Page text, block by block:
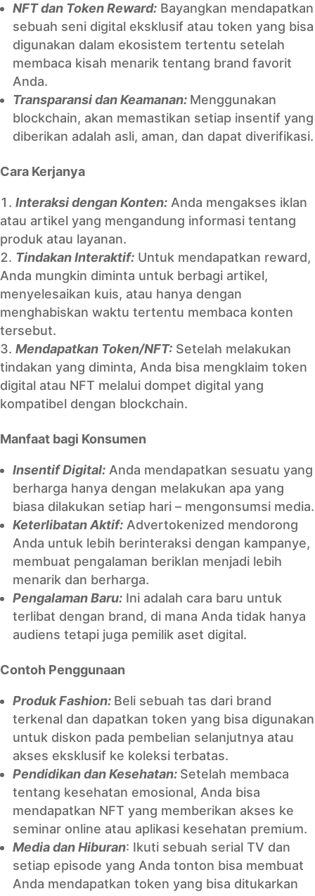
NFT dan Token Reward: Bayangkan mendapatkan
sebuah seni digital eksklusif atau token yang bisa
digunakan dalam ekosistem tertentu setelah
membaca kisah menarik tentang brand favorit
Anda.
Transparansi dan Keamanan: Menggunakan
blockchain, akan memastikan setiap insentif yang
diberikan adalah asli, aman, dan dapat diverifikasi.
Cara Kerjanya
Interaksi dengan Konten: Anda mengakses iklan
atau artikel yang mengandung informasi tentang
produk atau layanan.
Tindakan Interaktif: Untuk mendapatkan reward,
Anda mungkin diminta untuk berbagi artikel,
menyelesaikan kuis, atau hanya dengan
menghabiskan waktu tertentu membaca konten
tersebut.
Mendapatkan Token/NFT: Setelah melakukan
tindakan yang diminta, Anda bisa mengklaim token
digital atau NFT melalui dompet digital yang
kompatibel dengan blockchain.
Manfaat bagi Konsumen
Insentif Digital: Anda mendapatkan sesuatu yang
berharga hanya dengan melakukan apa yang
biasa dilakukan setiap hari – mengonsumsi media.
Keterlibatan Aktif: Advertokenized mendorong
Anda untuk lebih berinteraksi dengan kampanye,
membuat pengalaman beriklan menjadi lebih
menarik dan berharga.
Pengalaman Baru: Ini adalah cara baru untuk
terlibat dengan brand, di mana Anda tidak hanya
audiens tetapi juga pemilik aset digital.
Contoh Penggunaan
Produk Fashion: Beli sebuah tas dari brand
terkenal dan dapatkan token yang bisa digunakan
untuk diskon pada pembelian selanjutnya atau
akses eksklusif ke koleksi terbatas.
Pendidikan dan Kesehatan: Setelah membaca
tentang kesehatan emosional, Anda bisa
mendapatkan NFT yang memberikan akses ke
seminar online atau aplikasi kesehatan premium.
Media dan Hiburan: Ikuti sebuah serial TV dan
setiap episode yang Anda tonton bisa membuat
Anda mendapatkan token yang bisa ditukarkan